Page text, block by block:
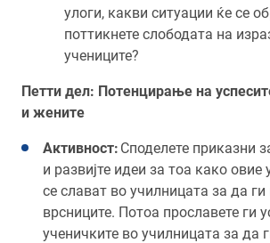
улоги, какви ситуации ќе се
поттикнете слободата на
учениците?
Петти дел: Потенцирање на
и жените
Активност: Споделете приказни
и развијте идеи за тоа како
се слават во училницата за да
врсниците. Потоа прославете ги
ученичките во училницата за да